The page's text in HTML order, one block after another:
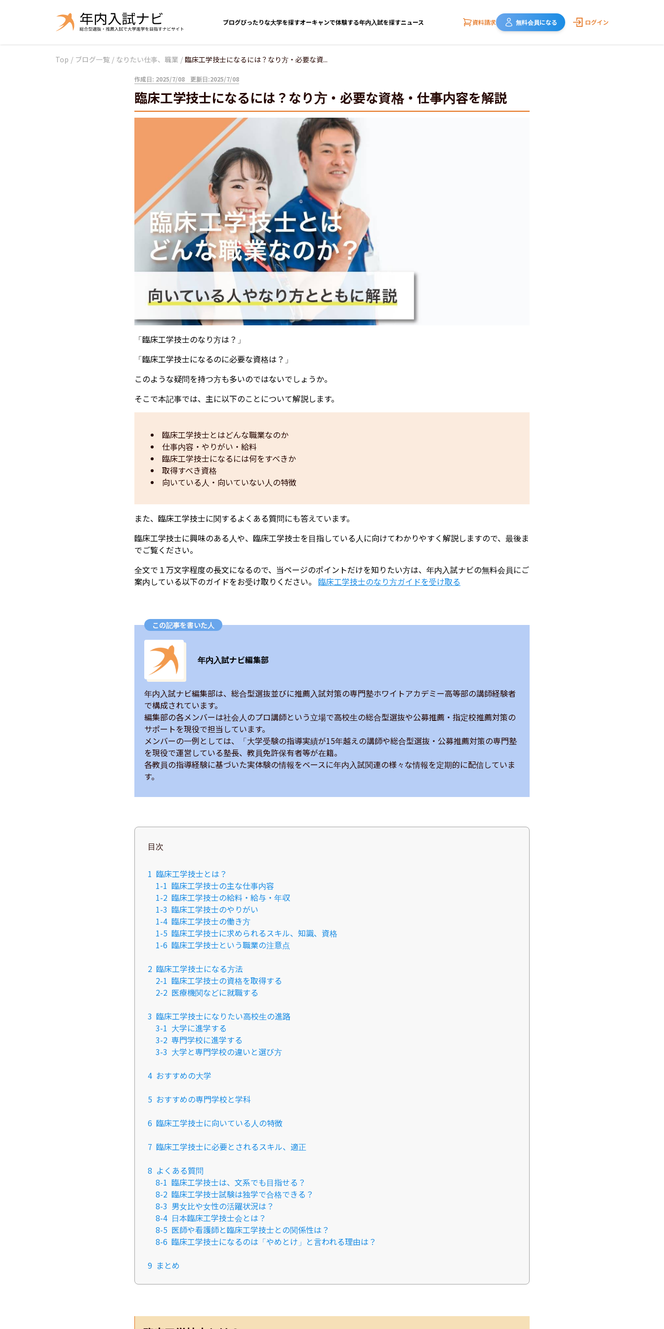
ブログぴったりな大学を探すオーキャンで体験する年内入試を探すニュース 資料請求 無料会員になる ログイン
Top / ブログ一覧 / なりたい仕事、職業 / 臨床工学技士になるには？なり方・必要な資...
作成日: 2025/7/08 更新日:2025/7/08
臨床工学技士になるには？なり方・必要な資格・仕事内容を解説
「臨床工学技士のなり方は？」
「臨床工学技士になるのに必要な資格は？」
このような疑問を持つ方も多いのではないでしょうか。
そこで本記事では、主に以下のことについて解説します。
臨床工学技士とはどんな職業なのか
仕事内容・やりがい・給料
臨床工学技士になるには何をすべきか
取得すべき資格
向いている人・向いていない人の特徴
また、臨床工学技士に関するよくある質問にも答えています。
臨床工学技士に興味のある人や、臨床工学技士を目指している人に向けてわかりやすく解説しますので、最後ま
でご覧ください。
全文で１万文字程度の長文になるので、当ページのポイントだけを知りたい方は、年内入試ナビの無料会員にご
案内している以下のガイドをお受け取りください。 臨床工学技士のなり方ガイドを受け取る
この記事を書いた人
年内入試ナビ編集部
年内入試ナビ編集部は、総合型選抜並びに推薦入試対策の専門塾ホワイトアカデミー高等部の講師経験者
で構成されています。
編集部の各メンバーは社会人のプロ講師という立場で高校生の総合型選抜や公募推薦・指定校推薦対策の
サポートを現役で担当しています。
メンバーの一例としては、「大学受験の指導実績が15年越えの講師や総合型選抜・公募推薦対策の専門塾
を現役で運営している塾長、教員免許保有者等が在籍。
各教員の指導経験に基づいた実体験の情報をベースに年内入試関連の様々な情報を定期的に配信していま
す。
目次
1 臨床工学技士とは？
1-1 臨床工学技士の主な仕事内容
1-2 臨床工学技士の給料・給与・年収
1-3 臨床工学技士のやりがい
1-4 臨床工学技士の働き方
1-5 臨床工学技士に求められるスキル、知識、資格
1-6 臨床工学技士という職業の注意点
2 臨床工学技士になる方法
2-1 臨床工学技士の資格を取得する
2-2 医療機関などに就職する
3 臨床工学技士になりたい高校生の進路
3-1 大学に進学する
3-2 専門学校に進学する
3-3 大学と専門学校の違いと選び方
4 おすすめの大学
5 おすすめの専門学校と学科
6 臨床工学技士に向いている人の特徴
7 臨床工学技士に必要とされるスキル、適正
8 よくある質問
8-1 臨床工学技士は、文系でも目指せる？
8-2 臨床工学技士試験は独学で合格できる？
8-3 男女比や女性の活躍状況は？
8-4 日本臨床工学技士会とは？
8-5 医師や看護師と臨床工学技士との関係性は？
8-6 臨床工学技士になるのは「やめとけ」と言われる理由は？
9 まとめ